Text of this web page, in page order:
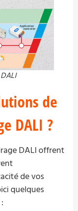
de
DALI ?
DALI offrent
de vos
quelques